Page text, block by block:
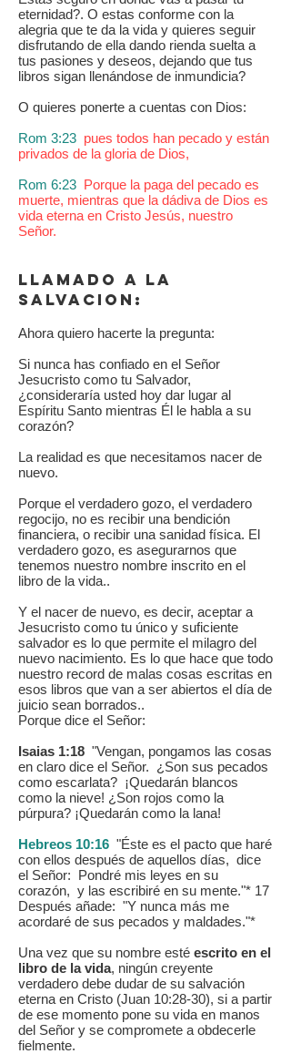
eternidad?. O estas conforme con la
alegria que te da la vida y quieres seguir
disfrutando de ella dando rienda suelta a
tus pasiones y deseos, dejando que tus
libros sigan llenándose de inmundicia?
O quieres ponerte a cuentas con Dios:
Rom 3:23 pues todos han pecado y están
privados de la gloria de Dios,
Rom 6:23 Porque la paga del pecado es
muerte, mientras que la dádiva de Dios es
vida eterna en Cristo Jesús, nuestro
Señor.
LLAMADO A LA
SALVACION:
Ahora quiero hacerte la pregunta:
Si nunca has confiado en el Señor
Jesucristo como tu Salvador,
¿consideraría usted hoy dar lugar al
Espíritu Santo mientras Él le habla a su
corazón?
La realidad es que necesitamos nacer de
nuevo.
Porque el verdadero gozo, el verdadero
regocijo, no es recibir una bendición
financiera, o recibir una sanidad física. El
verdadero gozo, es asegurarnos que
tenemos nuestro nombre inscrito en el
libro de la vida..
Y el nacer de nuevo, es decir, aceptar a
Jesucristo como tu único y suficiente
salvador es lo que permite el milagro del
nuevo nacimiento. Es lo que hace que todo
nuestro record de malas cosas escritas en
esos libros que van a ser abiertos el día de
juicio sean borrados..
Porque dice el Señor:
Isaias 1:18 "Vengan, pongamos las cosas
en claro dice el Señor. ¿Son sus pecados
como escarlata? ¡Quedarán blancos
como la nieve! ¿Son rojos como la
púrpura? ¡Quedarán como la lana!
Hebreos 10:16 "Éste es el pacto que haré
con ellos después de aquellos días, dice
el Señor: Pondré mis leyes en su
corazón, y las escribiré en su mente."* 17
Después añade: "Y nunca más me
acordaré de sus pecados y maldades."*
Una vez que su nombre esté escrito en el
libro de la vida, ningún creyente
verdadero debe dudar de su salvación
eterna en Cristo (Juan 10:28-30), si a partir
de ese momento pone su vida en manos
del Señor y se compromete a obdecerle
fielmente.